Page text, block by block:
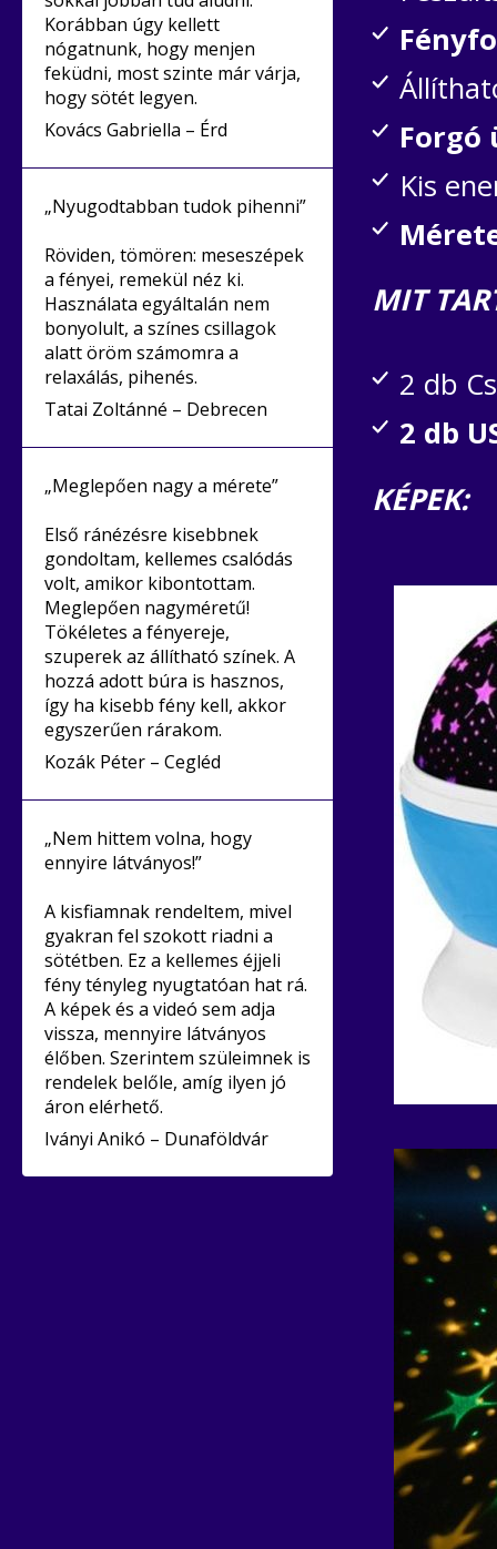
Korábban úgy kellett
nógatnunk, hogy menjen
feküdni, most szinte már várja,
hogy sötét legyen.
Kovács Gabriella – Érd
„Nyugodtabban tudok pihenni”
Röviden, tömören: meseszépek
a fényei, remekül néz ki.
Használata egyáltalán nem
bonyolult, a színes csillagok
alatt öröm számomra a
relaxálás, pihenés.
Tatai Zoltánné – Debrecen
„Meglepően nagy a mérete”
Első ránézésre kisebbnek
gondoltam, kellemes csalódás
volt, amikor kibontottam.
Meglepően nagyméretű!
Tökéletes a fényereje,
szuperek az állítható színek. A
hozzá adott búra is hasznos,
így ha kisebb fény kell, akkor
egyszerűen rárakom.
Kozák Péter – Cegléd
„Nem hittem volna, hogy
ennyire látványos!”
A kisfiamnak rendeltem, mivel
gyakran fel szokott riadni a
sötétben. Ez a kellemes éjjeli
fény tényleg nyugtatóan hat rá.
A képek és a videó sem adja
vissza, mennyire látványos
élőben. Szerintem szüleimnek is
rendelek belőle, amíg ilyen jó
áron elérhető.
Iványi Anikó – Dunaföldvár
Forgó
Kis
MIT
2 db
2 db
KÉPEK: